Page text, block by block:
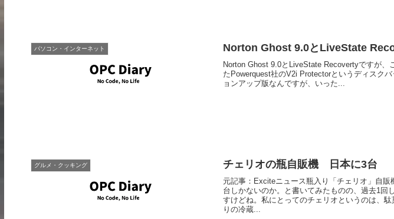
パソコン・インターネット Norton Ghost 9.0とLiveState
Norton Ghost 9.0とLiveState Recovertyですが、
たPowerquest社のV2i Protectorというディスク
ョンアップ版なんですが、いった...
グルメ・クッキング チェリオの瓶自販機 日本に3台
元記事：Exciteニュース瓶入り「チェリオ」自
台しかないのか。と書いてみたものの、過去1回
すけどね。私にとってのチェリオというのは、
りの冷蔵...